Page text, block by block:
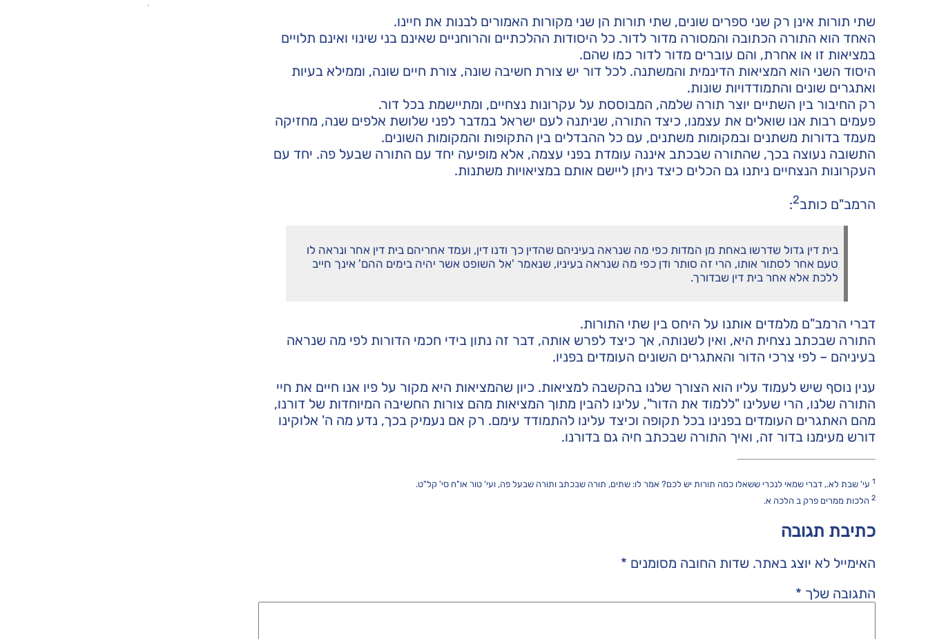
שתי תורות אינן רק שני ספרים שונים, שתי תורות הן שני מקורות האמורים לבנות את חיינו.
האחד הוא התורה הכתובה והמסורה מדור לדור. כל היסודות ההלכתיים והרוחניים שאינם בני שינוי ואינם תלויים
במציאות זו או אחרת, והם עוברים מדור לדור כמו שהם.
היסוד השני הוא המציאות הדינמית והמשתנה. לכל דור יש צורת חשיבה שונה, צורת חיים שונה, וממילא בעיות
ואתגרים שונים והתמודדויות שונות.
רק החיבור בין השתיים יוצר תורה שלמה, המבוססת על עקרונות נצחיים, ומתיישמת בכל דור.
פעמים רבות אנו שואלים את עצמנו, כיצד התורה, שניתנה לעם ישראל במדבר לפני שלושת אלפים שנה, מחזיקה
מעמד בדורות משתנים ובמקומות משתנים, עם כל ההבדלים בין התקופות והמקומות השונים.
התשובה נעוצה בכך, שהתורה שבכתב איננה עומדת בפני עצמה, אלא מופיעה יחד עם התורה שבעל פה. יחד עם
העקרונות הנצחיים ניתנו גם הכלים כיצד ניתן ליישם אותם במציאויות משתנות.
הרמב"ם כותב2
:
בית דין גדול שדרשו באחת מן המדות כפי מה שנראה בעיניהם שהדין כך ודנו דין, ועמד אחריהם בית דין אחר ונראה לו
טעם אחר לסתור אותו, הרי זה סותר ודן כפי מה שנראה בעיניו, שנאמר 'אל השופט אשר יהיה בימים ההם' אינך חייב
ללכת אלא אחר בית דין שבדורך.
דברי הרמב"ם מלמדים אותנו על היחס בין שתי התורות.
התורה שבכתב נצחית היא, ואין לשנותה, אך כיצד לפרש אותה, דבר זה נתון בידי חכמי הדורות לפי מה שנראה
בעיניהם – לפי צרכי הדור והאתגרים השונים העומדים בפניו.
ענין נוסף שיש לעמוד עליו הוא הצורך שלנו בהקשבה למציאות. כיון שהמציאות היא מקור על פיו אנו חיים את חיי
התורה שלנו, הרי שעלינו "ללמוד את הדור", עלינו להבין מתוך המציאות מהם צורות החשיבה המיוחדות של דורנו,
מהם האתגרים העומדים בפנינו בכל תקופה וכיצד עלינו להתמודד עימם. רק אם נעמיק בכך, נדע מה ה' אלוקינו
דורש מעימנו בדור זה, ואיך התורה שבכתב חיה גם בדורנו.
1 עי' שבת לא., דברי שמאי לנכרי ששאלו כמה תורות יש לכם? אמר לו: שתים, תורה שבכתב ותורה שבעל פה, ועי' טור או"ח סי' קל"ט.
2הלכות ממרים פרק ב הלכה א.
כתיבת תגובה
האימייל לא יוצג באתר. שדות החובה מסומנים *
התגובה שלך *